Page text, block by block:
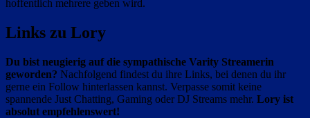
hoffentlich mehrere geben wird.
Links zu Lory
Du bist neugierig auf die sympathische Varity Streamerin
geworden? Nachfolgend findest du ihre Links, bei denen du ihr
gerne ein Follow hinterlassen kannst. Verpasse somit keine
spannende Just Chatting, Gaming oder DJ Streams mehr. Lory ist
absolut empfehlenswert!